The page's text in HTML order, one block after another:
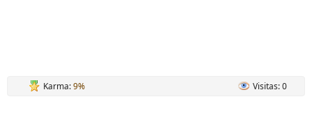
Karma:9% Visitas: 0